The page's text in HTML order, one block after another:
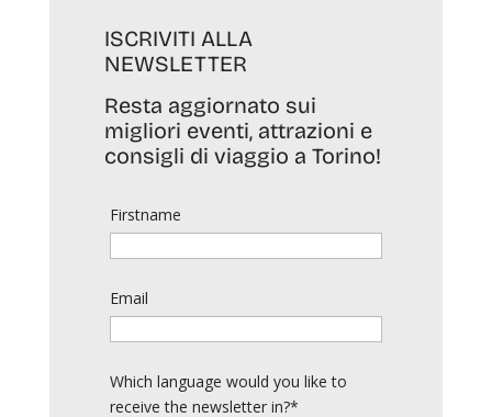
ISCRIVITI ALLA
NEWSLETTER
Resta aggiornato sui
migliori eventi, attrazioni e
consigli di viaggio a Torino!
Firstname
Email
Which language would you like to
receive the newsletter in?*